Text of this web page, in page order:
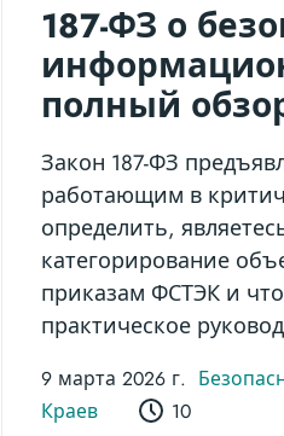
187-ФЗ о
полный
Закон 187-ФЗ
работающим в
определить,
категорирование
приказам ФСТЭК и
практическое
9 марта 2026 г.
Краев
10